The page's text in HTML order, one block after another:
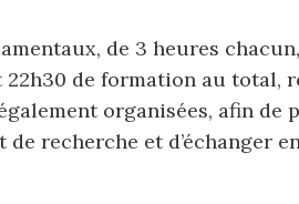
de 3 heures
22h30 de formation au total,
organisées, afin de
recherche et d’échanger